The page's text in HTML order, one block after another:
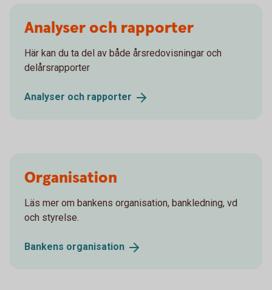
Analyser och rapporter
Här kan du ta del av både årsredovisningar och
delårsrapporter
Analyser och rapporter
Organisation
Läs mer om bankens organisation, bankledning, vd
och styrelse.
Bankens organisation